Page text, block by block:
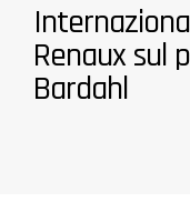
Renaux sul
Bardahl